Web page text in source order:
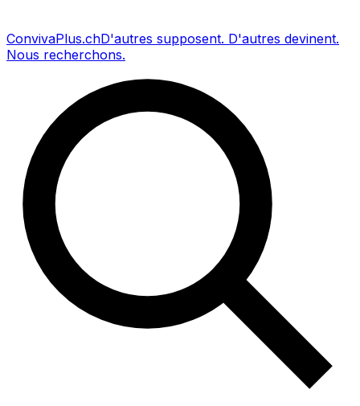
ConvivaPlus.chD'autres supposent. D'autres devinent.
Nous recherchons.